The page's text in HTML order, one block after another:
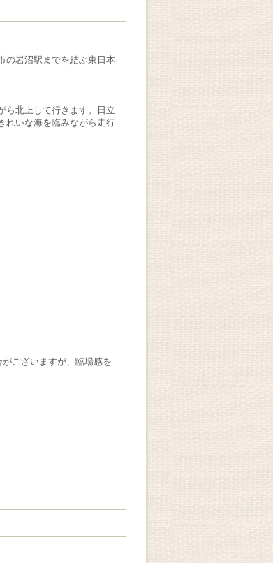
の岩沼駅までを結ぶ東日本
ら北上して行きます。日立
れいな海を臨みながら走行
ございますが、臨場感を